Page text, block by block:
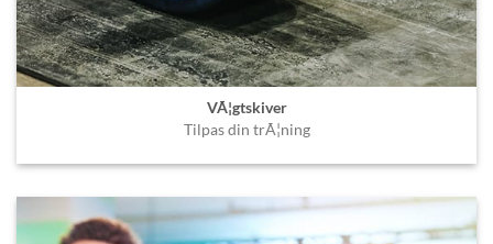
VÃ¦gtskiver
Tilpas din trÃ¦ning